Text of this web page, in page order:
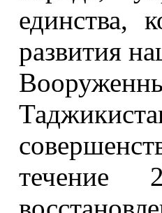
единства,
развития
течение